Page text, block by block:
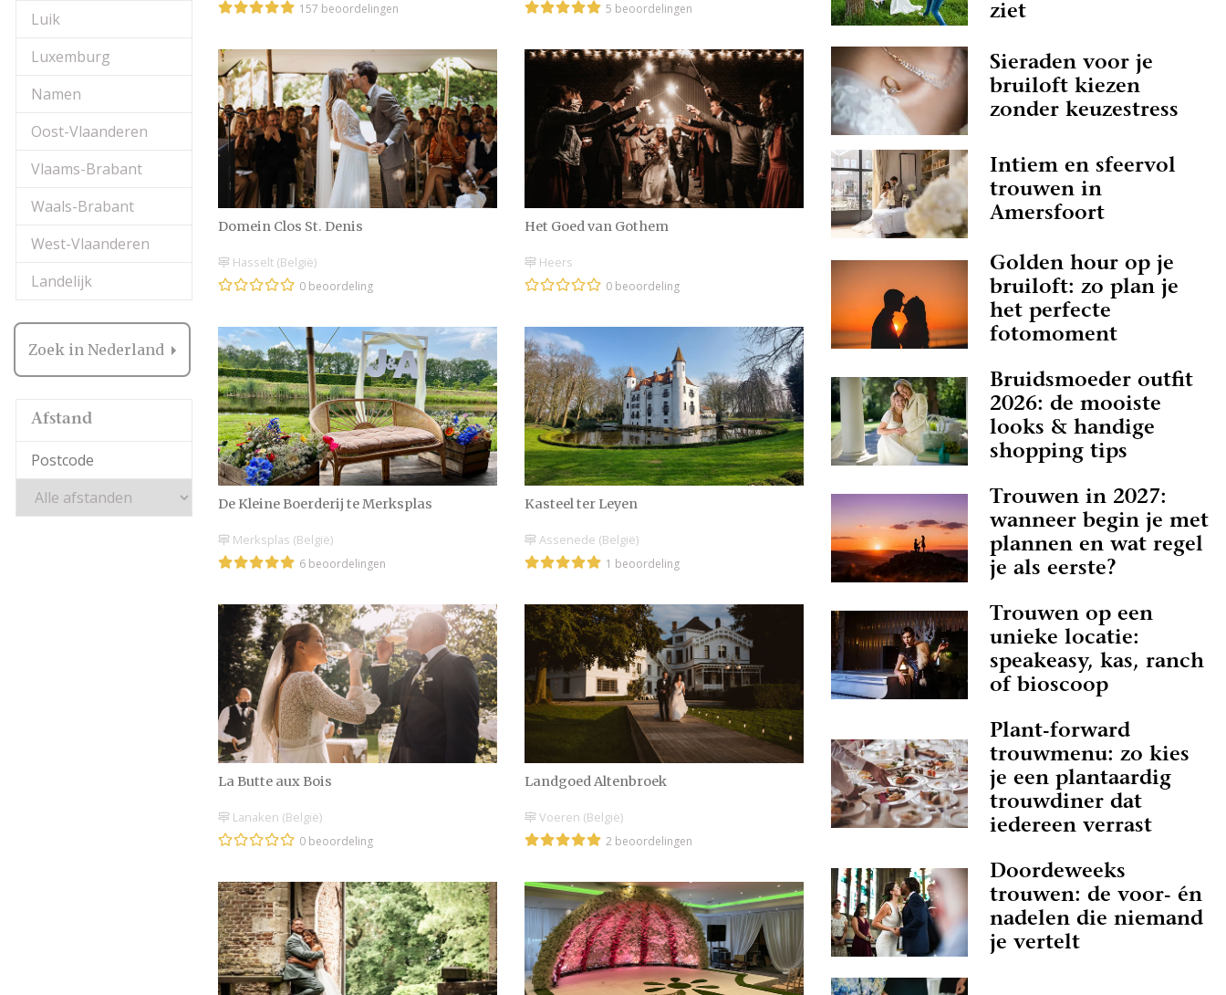
Luik
Luxemburg
Namen
Oost-Vlaanderen
Vlaams-Brabant
Waals-Brabant
West-Vlaanderen
Landelijk
Zoek in Nederland
Afstand
157 beoordelingen 5 beoordelingen
Domein Clos St. Denis
Hasselt (België)
0 beoordeling
Het Goed van Gothem
Heers
0 beoordeling
De Kleine Boerderij te Merksplas
Merksplas (België)
6 beoordelingen
Kasteel ter Leyen
Assenede (België)
1 beoordeling
La Butte aux Bois
Lanaken (België)
0 beoordeling
Landgoed Altenbroek
Voeren (België)
2 beoordelingen
ziet
Sieraden voor je
bruiloft kiezen
zonder keuzestress
Intiem en sfeervol
trouwen in
Amersfoort
Golden hour op je
bruiloft: zo plan je
het perfecte
fotomoment
Bruidsmoeder outfit
2026: de mooiste
looks & handige
shopping tips
Trouwen in 2027:
wanneer begin je met
plannen en wat regel
je als eerste?
Trouwen op een
unieke locatie:
speakeasy, kas, ranch
of bioscoop
Plant-forward
trouwmenu: zo kies
je een plantaardig
trouwdiner dat
iedereen verrast
Doordeweeks
trouwen: de voor- én
nadelen die niemand
je vertelt